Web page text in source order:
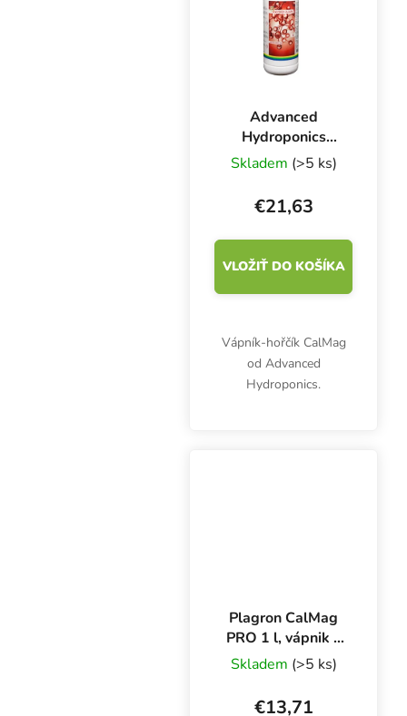
pre bunkové...
Advanced
Hydroponics
CalMag 1 l
Skladem (>5 ks)
€21,63
VLOŽIŤ DO KOŠÍKA
Vápník-hořčík CalMag
od Advanced
Hydroponics.
Plagron CalMag
PRO 1 l, vápnik a
horčík
Skladem (>5 ks)
€13,71